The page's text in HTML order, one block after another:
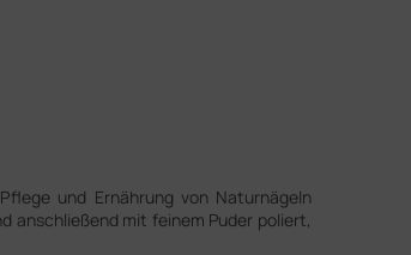
und Ernährung von Naturnägeln
anschließend mit feinem Puder poliert,